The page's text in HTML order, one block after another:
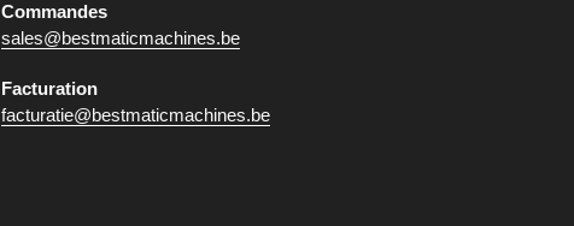
Commandes
sales@bestmaticmachines.be
Facturation
facturatie@bestmaticmachines.be